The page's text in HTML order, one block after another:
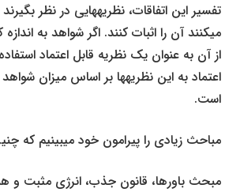
تفسیر این اتفاقات، نظریه­هایی در نظر
می­کنند آن را اثبات کنند. اگر شواهد به
از آن به عنوان یک نظریه قابل اعتماد
اعتماد به این نظریه­ها بر اساس میزان
است.
مباحث زیادی را پیرامون خود می­بینیم که
مبحث باورها، قانون جذب، انرژی مثبت